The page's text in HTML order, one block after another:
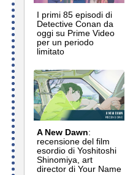
I primi 85 episodi di
Detective Conan da
oggi su Prime Video
per un periodo
limitato
A New Dawn:
recensione del film
esordio di Yoshitoshi
Shinomiya, art
director di Your Name